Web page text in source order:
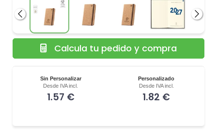
Anterior
Sin Personalizar
Desde IVA incl.
1.57 €
Personalizado
Desde IVA incl.
1.82 €
Calcula tu pedido y compra